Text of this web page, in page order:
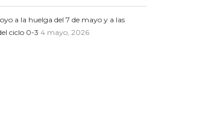
a la huelga del 7 de mayo y a las
ciclo 0-3 4 mayo, 2026